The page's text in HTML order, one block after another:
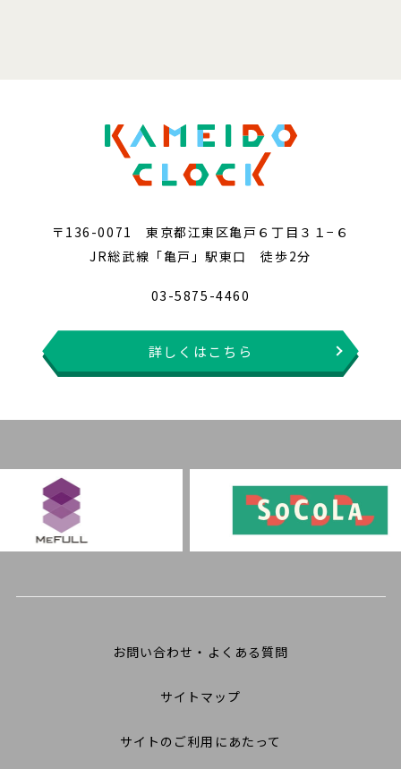
〒136-0071 東京都江東区亀戸６丁目３１−６
JR総武線「亀戸」駅東口 徒歩2分
03-5875-4460
詳しくはこちら
お問い合わせ・よくある質問
サイトマップ
サイトのご利用にあたって